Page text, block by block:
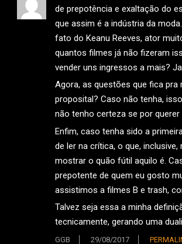
de prepotência e exaltação do
que assim é a indústria da
fato do Keanu Reeves, ator
quantos filmes já não fizeram
vender uns ingressos a mais?
Agora, as questões que fica
proposital? Caso não tenha,
não tenho certeza se por querer
Enfim, caso tenha sido a
de ler na crítica, o que,
mostrar o quão fútil aquilo é.
prepotente de quem eu gosto
assistimos a filmes B e trash,
Talvez seja essa a minha
tecnicamente, gerando uma
GGB 29/08/2017